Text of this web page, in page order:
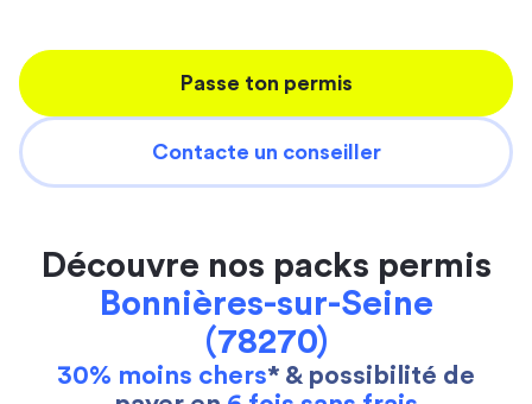
Passe ton permis
Contacte un conseiller
Découvre nos packs permis
Bonnières-sur-Seine
(78270)
30% moins chers* & possibilité de